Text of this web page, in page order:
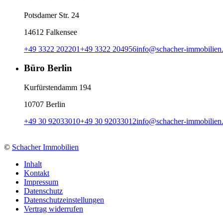
Potsdamer Str. 24
14612 Falkensee
+49 3322 202201+49 3322 204956info@schacher-
Büro Berlin
Kurfürstendamm 194
10707 Berlin
+49 30 92033010+49 30 92033012info@schacher-
© Schacher Immobilien
Inhalt
Kontakt
Impressum
Datenschutz
Datenschutzeinstellungen
Vertrag widerrufen